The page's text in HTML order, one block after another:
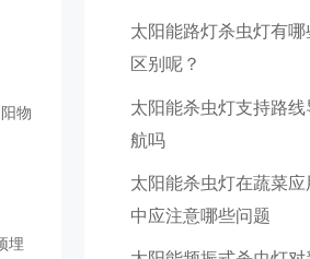
物
埋
太阳能路灯杀虫灯有哪
区别呢？
太阳能杀虫灯支持路线
航吗
太阳能杀虫灯在蔬菜应
中应注意哪些问题